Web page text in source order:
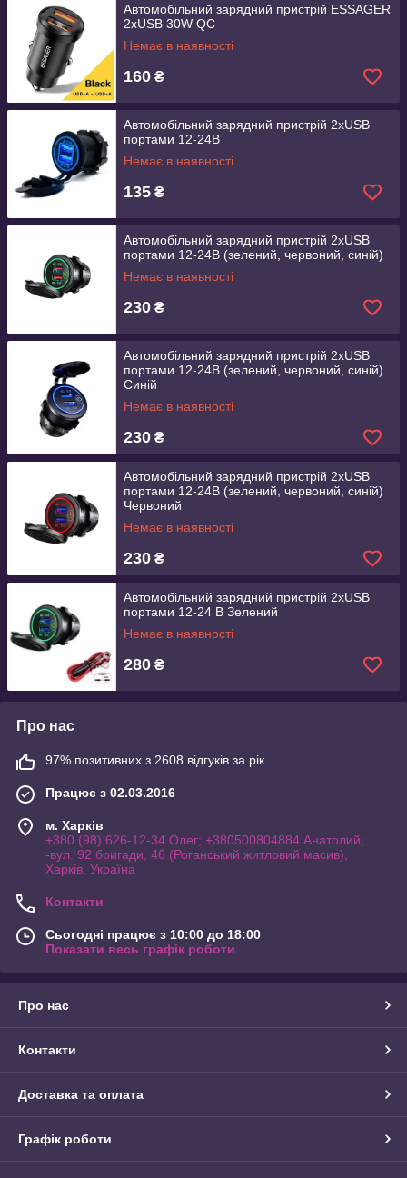
Автомобільний зарядний пристрій ESSAGER
2хUSB 30W QC
Немає в наявності
160 ₴
Автомобільний зарядний пристрій 2хUSB
портами 12-24В
Немає в наявності
135 ₴
Автомобільний зарядний пристрій 2хUSB
портами 12-24В (зелений, червоний, синій)
Немає в наявності
230 ₴
Автомобільний зарядний пристрій 2хUSB
портами 12-24В (зелений, червоний, синій)
Синій
Немає в наявності
230 ₴
Автомобільний зарядний пристрій 2хUSB
портами 12-24В (зелений, червоний, синій)
Червоний
Немає в наявності
230 ₴
Автомобільний зарядний пристрій 2хUSB
портами 12-24 В Зелений
Немає в наявності
280 ₴
Про нас
97% позитивних з 2608 відгуків за рік
Працює з 02.03.2016
м. Харків
+380 (98) 626-12-34 Олег; +380500804884 Анатолий;
-вул. 92 бригади, 46 (Роганський житловий масив),
Харків, Україна
Контакти
Сьогодні працює з 10:00 до 18:00
Показати весь графік роботи
Про нас
Контакти
Доставка та оплата
Графік роботи